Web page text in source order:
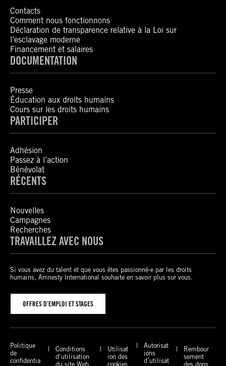
Contacts
Comment nous fonctionnons
Déclaration de transparence relative à la Loi sur
l’esclavage moderne
Financement et salaires
DOCUMENTATION
Presse
Éducation aux droits humains
Cours sur les droits humains
PARTICIPER
Adhésion
Passez à l’action
Bénévolat
RÉCENTS
Nouvelles
Campagnes
Recherches
TRAVAILLEZ AVEC NOUS
Si vous avez du talent et que vous êtes passionné-e par les droits
humains, Amnesty International souhaite en savoir plus sur vous.
OFFRES D’EMPLOI ET STAGES
Politique
de
confidentia
Conditions
d’utilisation
du site Web
Utilisat
ion des
cookies
Autorisat
ions
d’utilisat
Rembour
sement
des dons